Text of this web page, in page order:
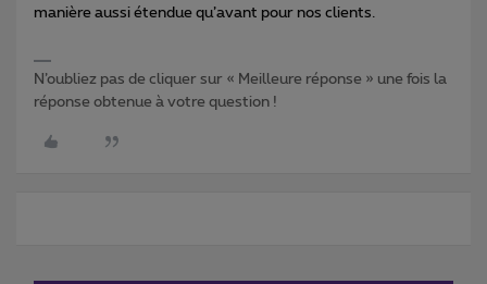
manière aussi étendue qu’avant pour nos clients.
N’oubliez pas de cliquer sur « Meilleure réponse » une fois la
réponse obtenue à votre question !